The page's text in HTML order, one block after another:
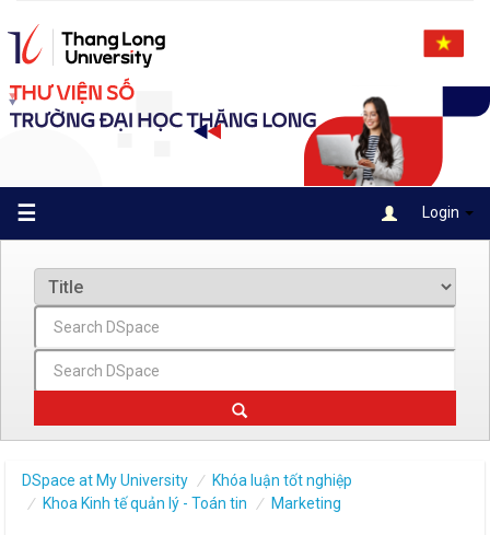
navigation
☰ Login
DSpace at My University
Khóa luận tốt nghiệp
Khoa Kinh tế quản lý - Toán tin
Marketing